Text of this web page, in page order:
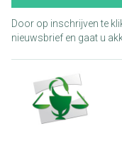
Door op inschrijven te
nieuwsbrief en gaat u